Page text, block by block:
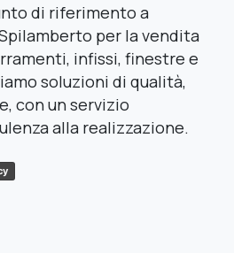
di riferimento a
per la vendita
infissi, finestre e
soluzioni di qualità,
con un servizio
alla realizzazione.